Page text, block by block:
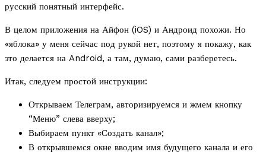
русский понятный интерфейс.
В целом приложения на Айфон (iOS) и Андроид похожи. Но
«яблока» у меня сейчас под рукой нет, поэтому я покажу, как
это делается на Android, а там, думаю, сами разберетесь.
Итак, следуем простой инструкции:
Открываем Телеграм, авторизируемся и жмем кнопку
“Меню” слева вверху;
Выбираем пункт «Создать канал»;
В открывшемся окне вводим имя будущего канала и его